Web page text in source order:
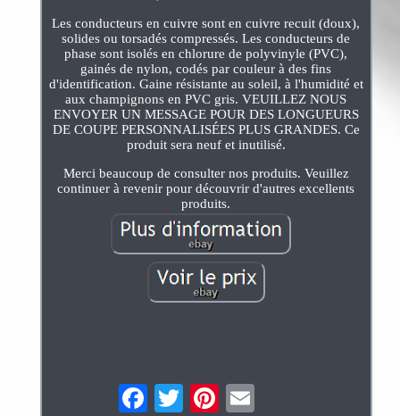
Les conducteurs en cuivre sont en cuivre recuit (doux),
solides ou torsadés compressés. Les conducteurs de
phase sont isolés en chlorure de polyvinyle (PVC),
gainés de nylon, codés par couleur à des fins
d'identification. Gaine résistante au soleil, à l'humidité et
aux champignons en PVC gris. VEUILLEZ NOUS
ENVOYER UN MESSAGE POUR DES LONGUEURS
DE COUPE PERSONNALISÉES PLUS GRANDES. Ce
produit sera neuf et inutilisé.
Merci beaucoup de consulter nos produits. Veuillez
continuer à revenir pour découvrir d'autres excellents
produits.